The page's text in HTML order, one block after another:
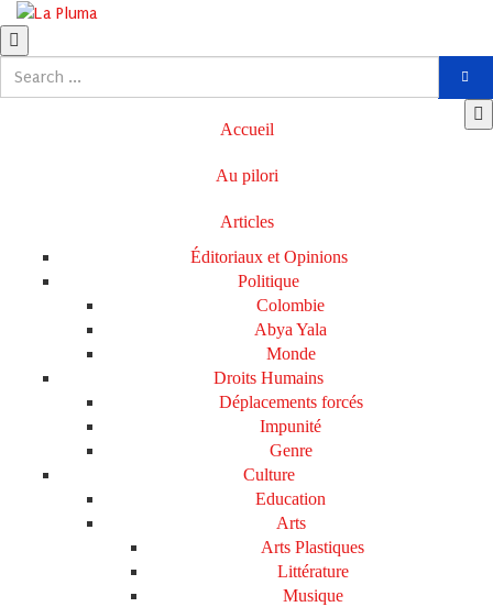
Accueil
Au pilori
Articles
Éditoriaux et Opinions
Politique
Colombie
Abya Yala
Monde
Droits Humains
Déplacements forcés
Impunité
Genre
Culture
Education
Arts
Arts Plastiques
Littérature
Musique